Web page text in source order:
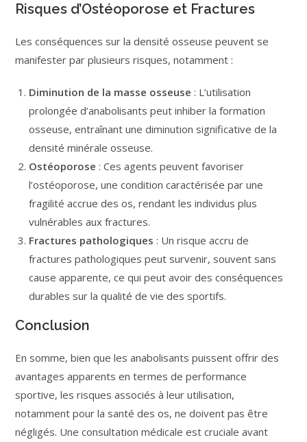
Risques d’Ostéoporose et Fractures
Les conséquences sur la densité osseuse peuvent se
manifester par plusieurs risques, notamment :
Diminution de la masse osseuse : L’utilisation
prolongée d’anabolisants peut inhiber la formation
osseuse, entraînant une diminution significative de la
densité minérale osseuse.
Ostéoporose : Ces agents peuvent favoriser
l’ostéoporose, une condition caractérisée par une
fragilité accrue des os, rendant les individus plus
vulnérables aux fractures.
Fractures pathologiques : Un risque accru de
fractures pathologiques peut survenir, souvent sans
cause apparente, ce qui peut avoir des conséquences
durables sur la qualité de vie des sportifs.
Conclusion
En somme, bien que les anabolisants puissent offrir des
avantages apparents en termes de performance
sportive, les risques associés à leur utilisation,
notamment pour la santé des os, ne doivent pas être
négligés. Une consultation médicale est cruciale avant